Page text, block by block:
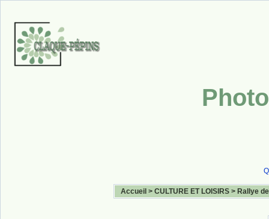
Accueil > CULTURE ET LOISIRS > Rallye